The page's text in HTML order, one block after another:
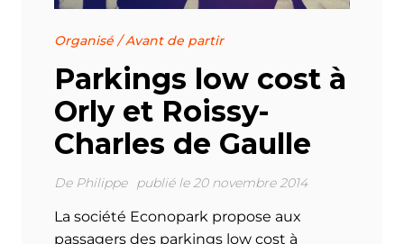
Organisé /Avant de partir
Parkings low cost à
Orly et Roissy-
Charles de Gaulle
De Philippe publié le 20 novembre 2014
La société Econopark propose aux
passagers des parkings low cost à